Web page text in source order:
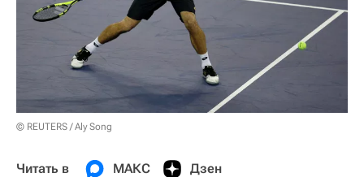
© REUTERS / Aly Song
Читать в МАКС Дзен